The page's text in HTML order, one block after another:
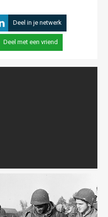
Deel in je netwerk
Deel met een vriend